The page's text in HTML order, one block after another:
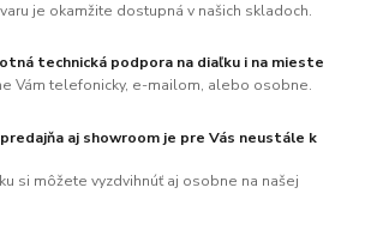
je okamžite dostupná v našich skladoch.
technická podpora na diaľku i na mieste
Vám telefonicky, e-mailom, alebo osobne.
predajňa aj showroom je pre Vás neustále k
si môžete vyzdvihnúť aj osobne na našej